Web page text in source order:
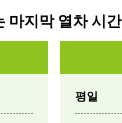
마지막 열차 시간
평일